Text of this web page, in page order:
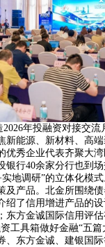
年投融资对接交
新能源、新材料、高
优秀企业代表齐聚大
银行40余家分行也到
实地调研”的立体化模
及产品。北金所围绕
绍了信用增进产品的
方金诚国际信用评
工具箱做好金融“五
、东方金诚、建银国